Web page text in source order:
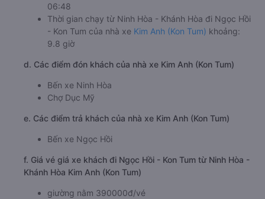
06:48
Thời gian chạy từ Ninh Hòa - Khánh Hòa đi Ngọc Hồi
- Kon Tum của nhà xe Kim Anh (Kon Tum) khoảng:
9.8 giờ
d. Các điểm đón khách của nhà xe Kim Anh (Kon Tum)
Bến xe Ninh Hòa
Chợ Dục Mỹ
e. Các điểm trả khách của nhà xe Kim Anh (Kon Tum)
Bến xe Ngọc Hồi
f. Giá vé giá xe khách đi Ngọc Hồi - Kon Tum từ Ninh Hòa -
Khánh Hòa Kim Anh (Kon Tum)
giường nằm 390000đ/vé